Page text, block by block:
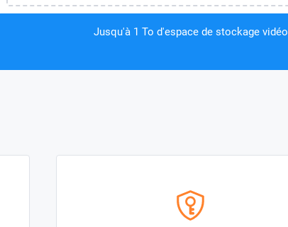
Jusqu'à 1 To d'espace de stockage vidéo